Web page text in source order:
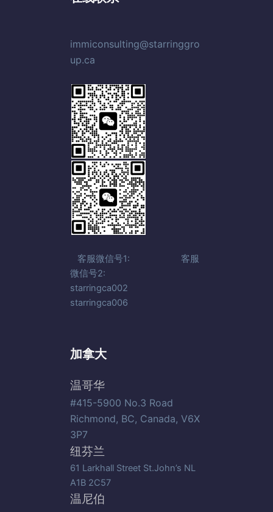
immiconsulting@starringgro
up.ca
客服微信号1: 客服
微信号2:
starringca002
starringca006
加拿大
温哥华
#415-5900 No.3 Road
Richmond, BC, Canada, V6X
3P7
纽芬兰
61 Larkhall Street St.John’s NL
A1B 2C57
温尼伯